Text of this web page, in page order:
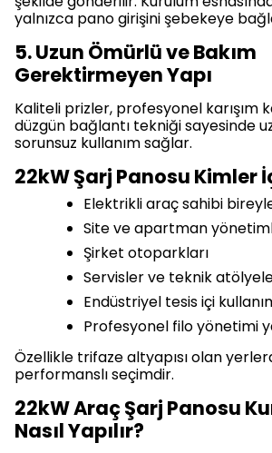
yalnızca pano girişini şebekeye
5. Uzun Ömürlü ve Bakım
Gerektirmeyen Yapı
Kaliteli prizler, profesyonel karışım
düzgün bağlantı tekniği sayesinde
sorunsuz kullanım sağlar.
22kW Şarj Panosu Kimler
Elektrikli araç sahibi
Site ve apartman
Şirket otoparkları
Servisler ve teknik
Endüstriyel tesis içi
Profesyonel filo yönetimi
Özellikle trifaze altyapısı olan
performanslı seçimdir.
22kW Araç Şarj Panosu
Nasıl Yapılır?